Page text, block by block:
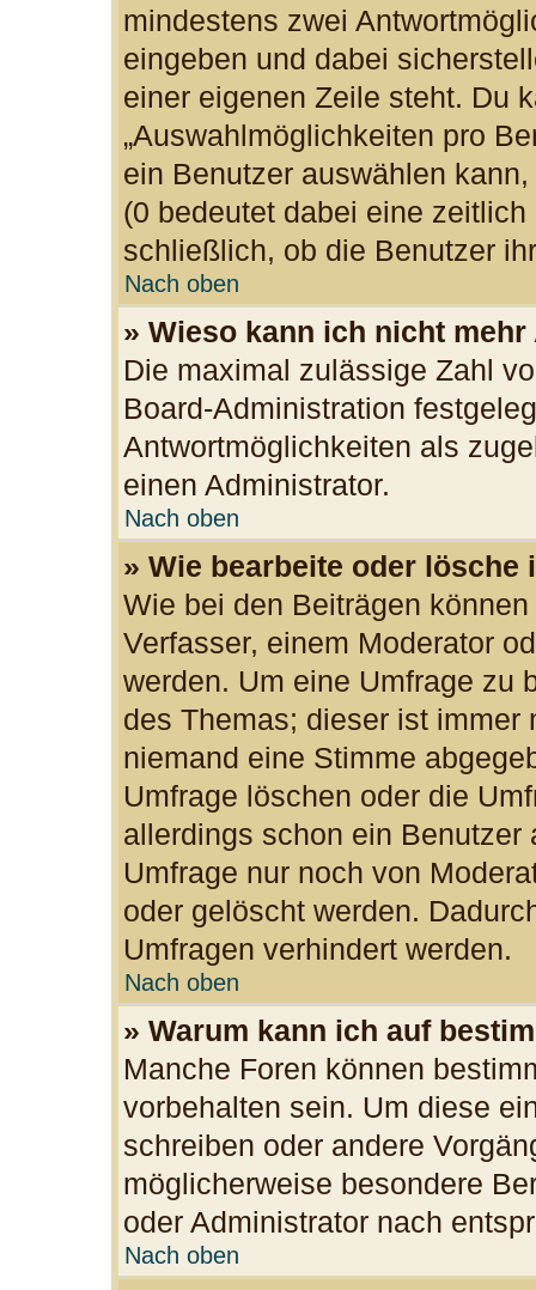
mindestens zwei
eingeben und dabei
einer eigenen Zeile steht. Du
„Auswahlmöglichkeiten pro
ein Benutzer auswählen
(0 bedeutet dabei eine
schließlich, ob die Benutzer
Nach oben
» Wieso kann ich nicht
Die maximal zulässige Zahl
Board-Administration
Antwortmöglichkeiten als
einen Administrator.
Nach oben
» Wie bearbeite oder lösche
Wie bei den Beiträgen
Verfasser, einem Moderator
werden. Um eine Umfrage zu
des Themas; dieser ist immer
niemand eine Stimme
Umfrage löschen oder die
allerdings schon ein
Umfrage nur noch von
oder gelöscht werden.
Umfragen verhindert werden.
Nach oben
» Warum kann ich auf
Manche Foren können
vorbehalten sein. Um diese
schreiben oder andere
möglicherweise besondere
oder Administrator nach
Nach oben